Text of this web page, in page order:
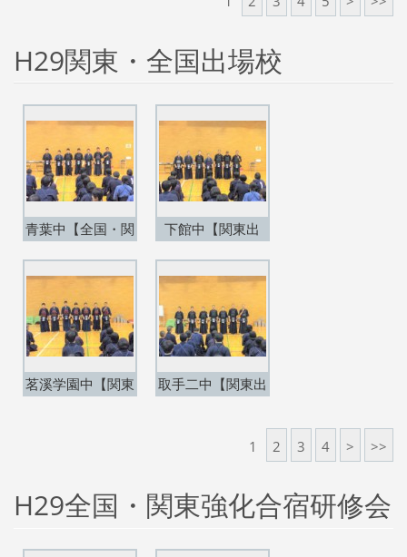
H29関東・全国出場校
青葉中【全国・関
下館中【関東出
茗溪学園中【関東
取手二中【関東出
1 2 3 4 > >>
H29全国・関東強化合宿研修会